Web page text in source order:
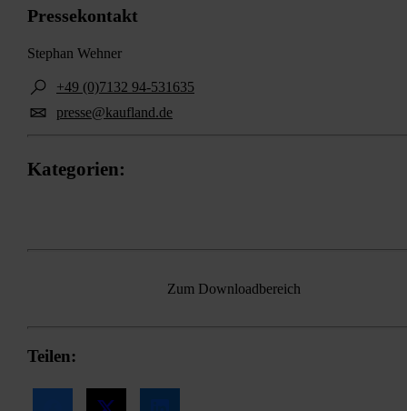
Pressekontakt
Stephan Wehner
+49 (0)7132 94-531635
presse@kaufland.de
Kategorien:
Zum Downloadbereich
Teilen: